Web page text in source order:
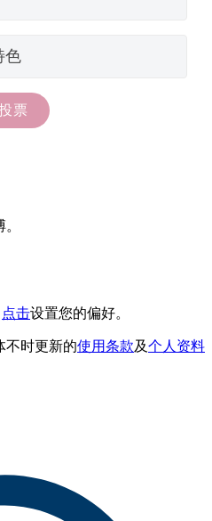
点击设置您的偏好。
不时更新的使用条款及个人资料